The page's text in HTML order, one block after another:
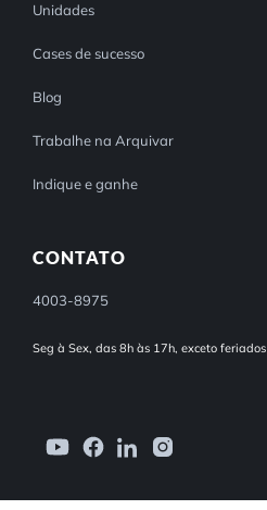
Unidades
Cases de sucesso
Blog
Trabalhe na Arquivar
Indique e ganhe
CONTATO
4003-8975
Seg à Sex, das 8h às 17h, exceto feriados